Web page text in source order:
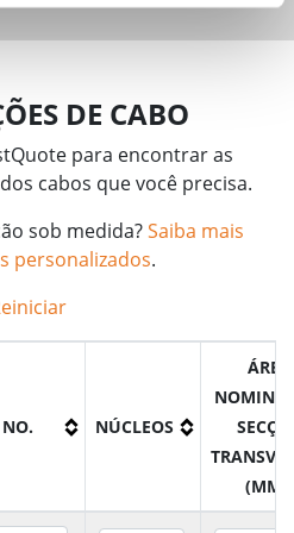
DE CABO
para encontrar as
cabos que você precisa.
sob medida?Saiba mais
personalizados.
NO. NÚCLEOS
ÁREA
(MM²)